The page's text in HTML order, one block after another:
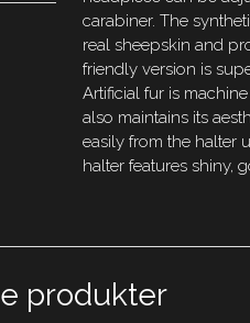
carabiner. The
real sheepskin and
friendly version is
Artificial fur is
also maintains its
easily from the halter
halter features shiny,
produkter